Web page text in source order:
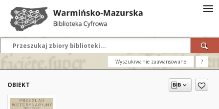
Wyszukiwanie zaawansowane ?
OBIEKT